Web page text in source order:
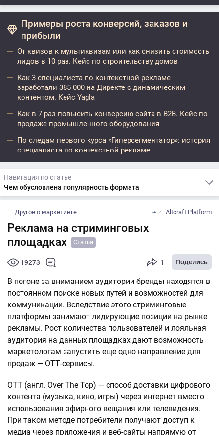
Примеры роста конверсий, заказов и
прибыли
От квизов к мультиквизам или как снизить стоимость
лидов в 10 раз. Кейс по строительству домов
Как 3 специалиста по контекстной рекламе
заработали 385 000 на Директе с динамическим
контентом. Кейс Yagla
Как в 7 раз повысить конверсию сайта в B2B. Кейс по
продаже промышленного оборудования
По следам первого курса «Гиперсегментатор»: история
специалиста по контекстной рекламе
Навигация по статье
Чем обусловлена популярность формата
Другое о маркетинге Altcraft Platform
Реклама на стриминговых
площадках
Статья
19273 1 Поделись
В погоне за вниманием аудитории бренды находятся в
постоянном поиске новых путей и возможностей для
коммуникации. Вследствие этого стриминговые
платформы занимают лидирующие позиции на рынке
рекламы. Рост количества пользователей и лояльная
аудитория на данных площадках дают возможность
маркетологам запустить еще одно направление для
продаж — ОТТ-сервисы.
OTT (англ. Over The Top) — способ доставки цифрового
контента (музыка, кино, игры) через интернет вместо
использования эфирного вещания или телевидения.
При таком методе потребители получают доступ к
медиа через приложения и веб-сайты напрямую от